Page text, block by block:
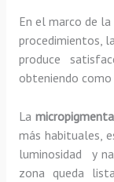
En el marco de
procedimientos,
produce
obteniendo
La
más habituales,
luminosidad y
zona queda